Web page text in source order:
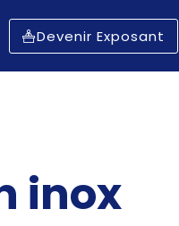
Devenir Exposant
inox